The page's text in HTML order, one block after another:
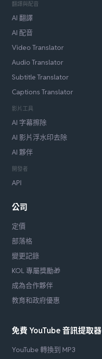
翻譯與配音
AI 翻譯
AI 配音
Video Translator
Audio Translator
Subtitle Translator
Captions Translator
影片工具
AI 字幕擦除
AI 影片浮水印去除
AI 夥伴
開發者
API
公司
定價
部落格
變更記錄
KOL 專屬獎勵🎁
成為合作夥伴
教育和政府優惠
免費 YouTube 音訊提取器
YouTube 轉換到 MP3